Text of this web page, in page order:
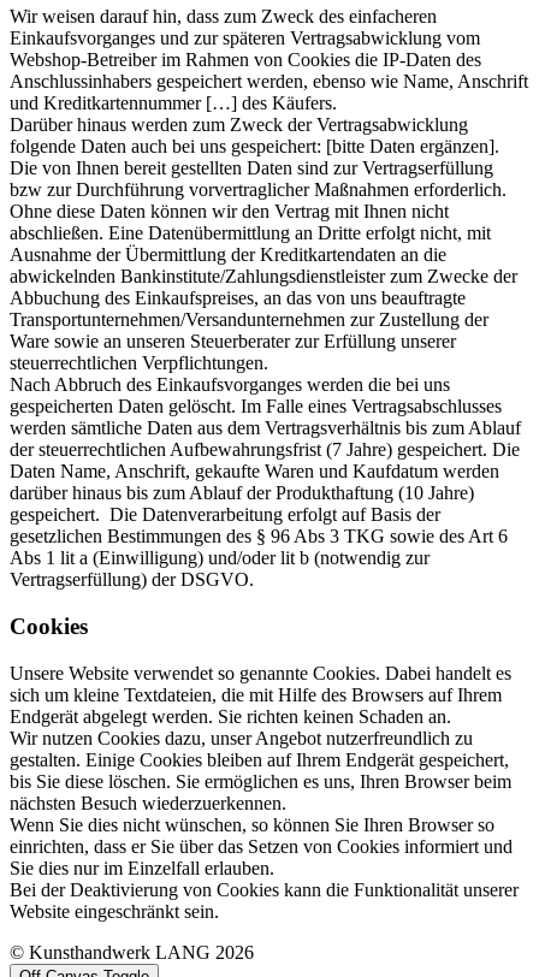
Wir weisen darauf hin, dass zum Zweck des einfacheren
Einkaufsvorganges und zur späteren Vertragsabwicklung vom
Webshop-Betreiber im Rahmen von Cookies die IP-Daten des
Anschlussinhabers gespeichert werden, ebenso wie Name, Anschrift
und Kreditkartennummer […] des Käufers.
Darüber hinaus werden zum Zweck der Vertragsabwicklung
folgende Daten auch bei uns gespeichert: [bitte Daten ergänzen].
Die von Ihnen bereit gestellten Daten sind zur Vertragserfüllung
bzw zur Durchführung vorvertraglicher Maßnahmen erforderlich.
Ohne diese Daten können wir den Vertrag mit Ihnen nicht
abschließen. Eine Datenübermittlung an Dritte erfolgt nicht, mit
Ausnahme der Übermittlung der Kreditkartendaten an die
abwickelnden Bankinstitute/Zahlungsdienstleister zum Zwecke der
Abbuchung des Einkaufspreises, an das von uns beauftragte
Transportunternehmen/Versandunternehmen zur Zustellung der
Ware sowie an unseren Steuerberater zur Erfüllung unserer
steuerrechtlichen Verpflichtungen.
Nach Abbruch des Einkaufsvorganges werden die bei uns
gespeicherten Daten gelöscht. Im Falle eines Vertragsabschlusses
werden sämtliche Daten aus dem Vertragsverhältnis bis zum Ablauf
der steuerrechtlichen Aufbewahrungsfrist (7 Jahre) gespeichert. Die
Daten Name, Anschrift, gekaufte Waren und Kaufdatum werden
darüber hinaus bis zum Ablauf der Produkthaftung (10 Jahre)
gespeichert. Die Datenverarbeitung erfolgt auf Basis der
gesetzlichen Bestimmungen des § 96 Abs 3 TKG sowie des Art 6
Abs 1 lit a (Einwilligung) und/oder lit b (notwendig zur
Vertragserfüllung) der DSGVO.
Cookies
Unsere Website verwendet so genannte Cookies. Dabei handelt es
sich um kleine Textdateien, die mit Hilfe des Browsers auf Ihrem
Endgerät abgelegt werden. Sie richten keinen Schaden an.
Wir nutzen Cookies dazu, unser Angebot nutzerfreundlich zu
gestalten. Einige Cookies bleiben auf Ihrem Endgerät gespeichert,
bis Sie diese löschen. Sie ermöglichen es uns, Ihren Browser beim
nächsten Besuch wiederzuerkennen.
Wenn Sie dies nicht wünschen, so können Sie Ihren Browser so
einrichten, dass er Sie über das Setzen von Cookies informiert und
Sie dies nur im Einzelfall erlauben.
Bei der Deaktivierung von Cookies kann die Funktionalität unserer
Website eingeschränkt sein.
© Kunsthandwerk LANG 2026